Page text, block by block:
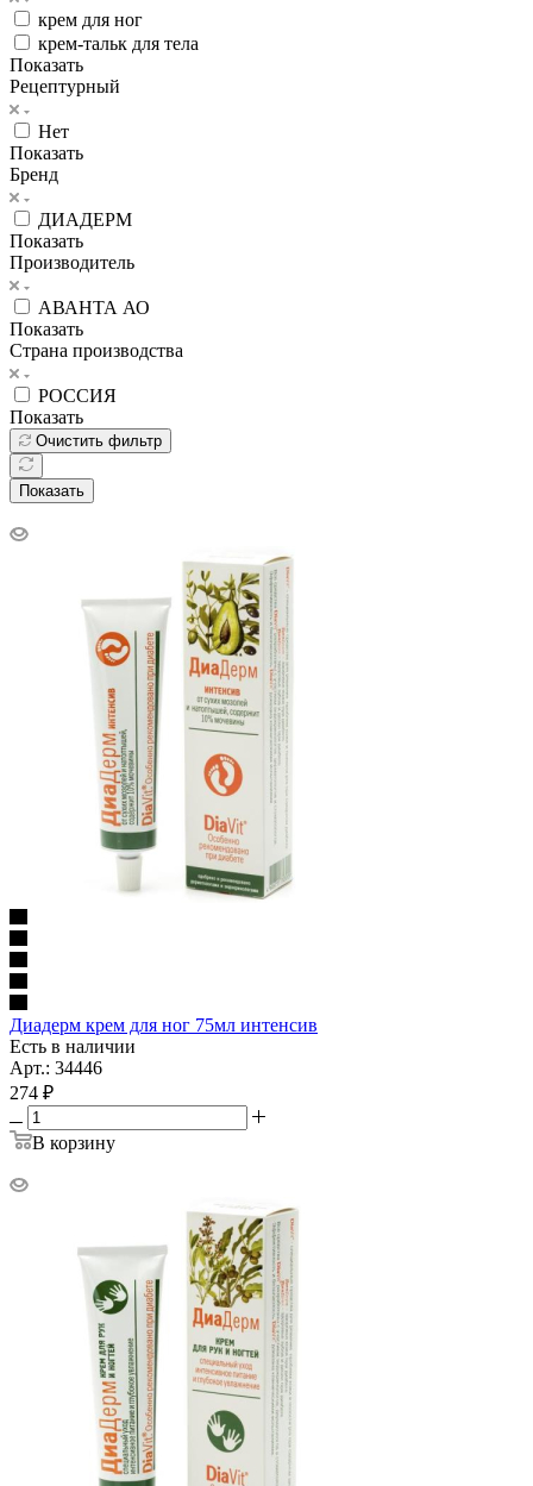
крем для ног
крем-тальк для тела
Показать
Рецептурный
Нет
Показать
Бренд
ДИАДЕРМ
Показать
Производитель
АВАНТА АО
Показать
Страна производства
РОССИЯ
Показать
Очистить фильтр
Показать
Диадерм крем для ног 75мл интенсив
Есть в наличии
Арт.: 34446
274 ₽
В корзину